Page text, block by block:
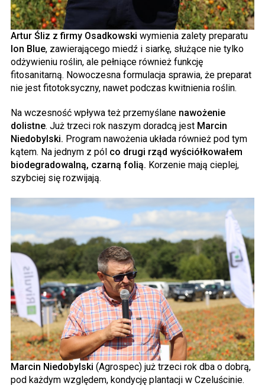
Artur Śliz z firmy Osadkowski wymienia zalety preparatu
Ion Blue, zawierającego miedź i siarkę, służące nie tylko
odżywieniu roślin, ale pełniące również funkcję
fitosanitarną. Nowoczesna formulacja sprawia, że preparat
nie jest fitotoksyczny, nawet podczas kwitnienia roślin.
Na wczesność wpływa też przemyślane nawożenie
dolistne. Już trzeci rok naszym doradcą jest Marcin
Niedobylski. Program nawożenia układa również pod tym
kątem. Na jednym z pól co drugi rząd wyściółkowałem
biodegradowalną, czarną folią. Korzenie mają cieplej,
szybciej się rozwijają.
Marcin Niedobylski (Agrospec) już trzeci rok dba o dobrą,
pod każdym względem, kondycję plantacji w Czeluścinie.